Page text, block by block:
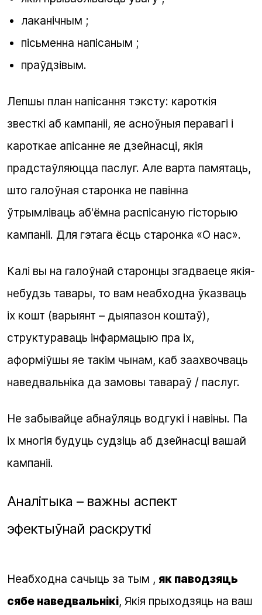
лаканічным ;
пісьменна напісаным ;
праўдзівым.
Лепшы план напісання тэксту: кароткія
звесткі аб кампаніі, яе асноўныя перавагі і
кароткае апісанне яе дзейнасці, якія
прадстаўляюцца паслуг. Але варта памятаць,
што галоўная старонка не павінна
ўтрымліваць аб'ёмна распісаную гісторыю
кампаніі. Для гэтага ёсць старонка «О нас».
Калі вы на галоўнай старонцы згадваеце якія-
небудзь тавары, то вам неабходна ўказваць
іх кошт (варыянт – дыяпазон коштаў),
структураваць інфармацыю пра іх,
аформіўшы яе такім чынам, каб заахвочваць
наведвальніка да замовы тавараў / паслуг.
Не забывайце абнаўляць водгукі і навіны. Па
іх многія будуць судзіць аб дзейнасці вашай
кампаніі.
Аналітыка – важны аспект
эфектыўнай раскруткі
Неабходна сачыць за тым , як паводзяць
сябе наведвальнікі, Якія прыходзяць на ваш